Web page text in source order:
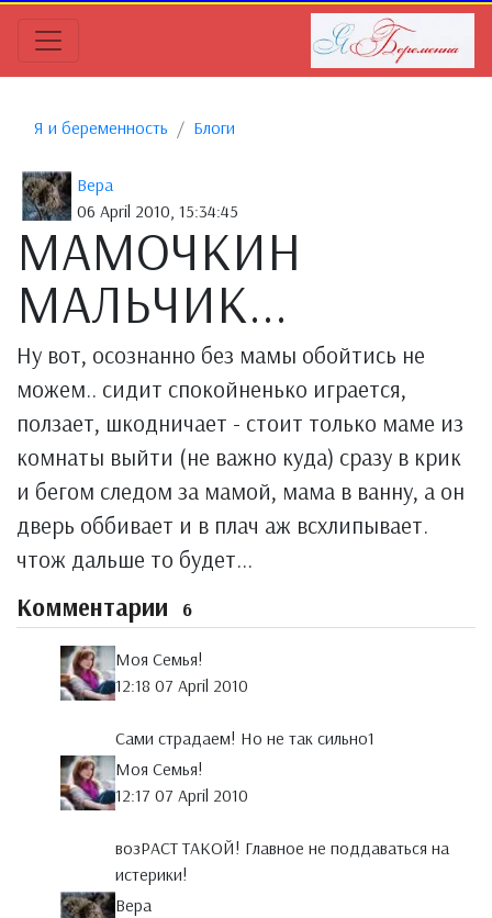
Я и беременность Блоги
Вера
06 April 2010, 15:34:45
МАМОЧКИН
МАЛЬЧИК...
Ну вот, осознанно без мамы обойтись не
можем.. сидит спокойненько играется,
ползает, шкодничает - стоит только маме из
комнаты выйти (не важно куда) сразу в крик
и бегом следом за мамой, мама в ванну, а он
дверь оббивает и в плач аж всхлипывает.
чтож дальше то будет...
Комментарии 6
Моя Семья!
12:18 07 April 2010
Сами страдаем! Но не так сильно1
Моя Семья!
12:17 07 April 2010
возРАСТ ТАКОЙ! Главное не поддаваться на
истерики!
Вера